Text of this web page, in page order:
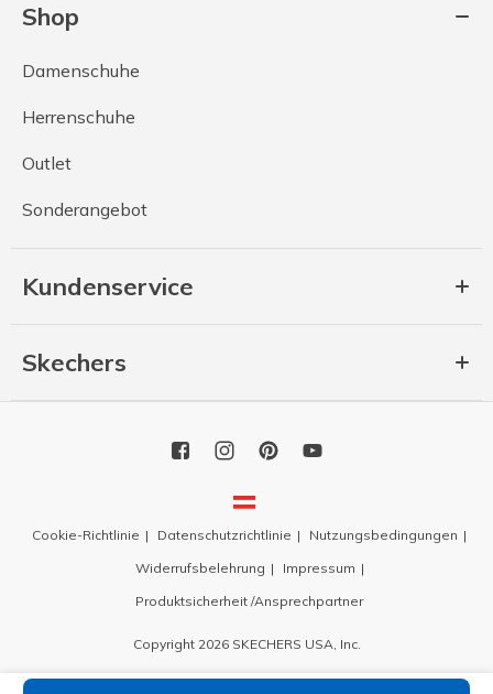
Shop
Damenschuhe
Herrenschuhe
Outlet
Sonderangebot
Kundenservice
Skechers
Cookie-Richtlinie Datenschutzrichtlinie
Nutzungsbedingungen
Widerrufsbelehrung
Impressum
Produktsicherheit /Ansprechpartner
Copyright 2026 SKECHERS USA, Inc.